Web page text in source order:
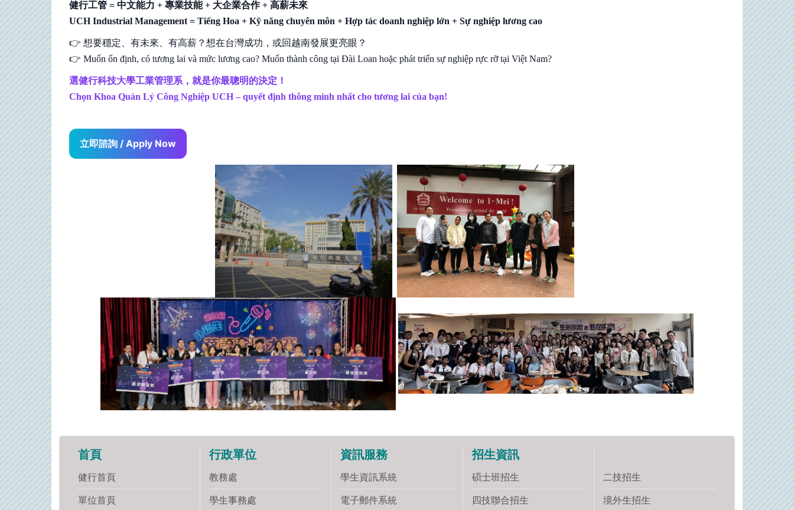
健行工管 = 中文能力 + 專業技能 + 大企業合作 + 高薪未來
UCH Industrial Management = Tiếng Hoa + Kỹ năng chuyên môn + Hợp tác doanh nghiệp lớn + Sự nghiệp lương cao
👉 想要穩定、有未來、有高薪？想在台灣成功，或回越南發展更亮眼？
👉 Muốn ổn định, có tương lai và mức lương cao? Muốn thành công tại Đài Loan hoặc phát triển sự nghiệp rực rỡ tại Việt Nam?
選健行科技大學工業管理系，就是你最聰明的決定！
Chọn Khoa Quản Lý Công Nghiệp UCH – quyết định thông minh nhất cho tương lai của bạn!
立即諮詢 / Apply Now
首頁
健行首頁
單位首頁
行政單位
教務處
學生事務處
資訊服務
學生資訊系統
電子郵件系統
招生資訊
碩士班招生
四技聯合招生
二技招生
境外生招生